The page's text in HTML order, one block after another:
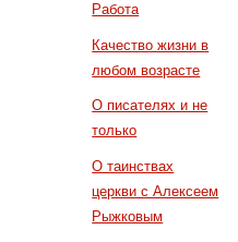
Работа
Качество жизни в
любом возрасте
О писателях и не
только
О таинствах
церкви с Алексеем
Рыжковым